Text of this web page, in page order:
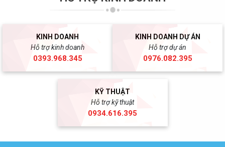
KINH DOANH
Hỗ trợ kinh doanh
0393.968.345
KINH DOANH DỰ ÁN
Hỗ trợ dự án
0976.082.395
KỸ THUẬT
Hỗ trợ kỹ thuật
0934.616.395